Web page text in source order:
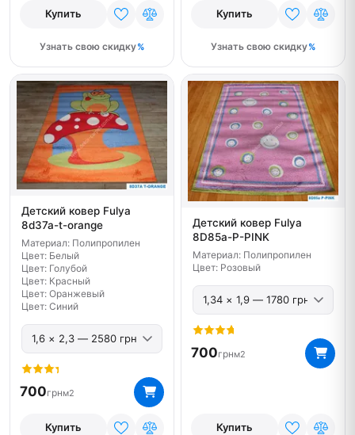
Купить
Узнать свою скидку
Купить
Узнать свою скидку
Детский ковер Fulya
8d37a-t-orange
Материал: Полипропилен
Цвет: Белый
Цвет: Голубой
Цвет: Красный
Цвет: Оранжевый
Цвет: Синий
700грнм2
Купить
Детский ковер Fulya
8D85a-P-PINK
Материал: Полипропилен
Цвет: Розовый
700грнм2
Купить